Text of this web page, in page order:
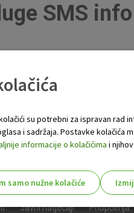
SMS
Javni natječaji Priopćenja
su potrebni za ispravan rad
i sadržaja. Postavke kolačića
informacije o kolačićima i
samo nužne kolačiće